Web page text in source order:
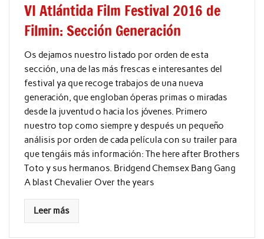
VI Atlántida Film Festival 2016 de
Filmin: Sección Generación
Os dejamos nuestro listado por orden de esta
sección, una de las más frescas e interesantes del
festival ya que recoge trabajos de una nueva
generación, que engloban óperas primas o miradas
desde la juventud o hacia los jóvenes. Primero
nuestro top como siempre y después un pequeño
análisis por orden de cada película con su trailer para
que tengáis más información: The here after Brothers
Toto y sus hermanos. Bridgend Chemsex Bang Gang
A blast Chevalier Over the years
Leer más